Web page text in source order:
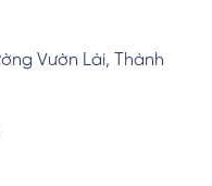
môi sau khi khử thâm giúp
Vườn Lài, Thành